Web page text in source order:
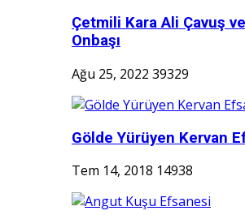
Çetmili Kara Ali Çavuş
Onbaşı
Ağu 25, 2022 39329
Gölde Yürüyen Kervan
Tem 14, 2018 14938